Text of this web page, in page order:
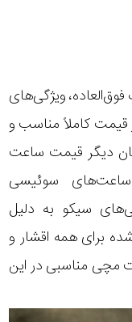
فوق‌العاده، ویژگی‌های
قیمت کاملاً مناسب و
دیگر قیمت ساعت
ساعت‌های سوئیسی
سیکو به دلیل
برای همه اقشار و
مچی مناسبی در این